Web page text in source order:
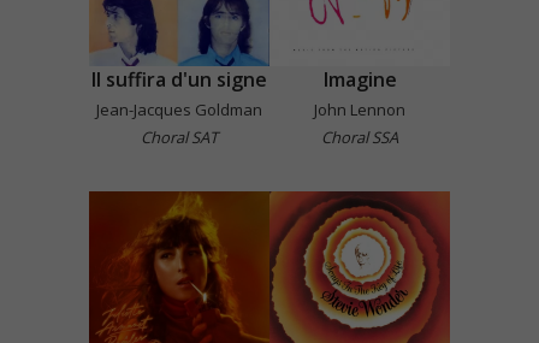
Il suffira d'un signe
Jean-Jacques Goldman
Choral SAT
Imagine
John Lennon
Choral SSA